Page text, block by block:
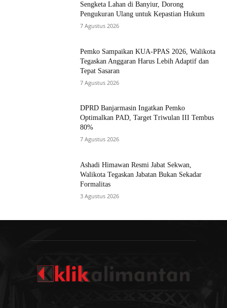
Sengketa Lahan di Banyiur, Dorong
Pengukuran Ulang untuk Kepastian Hukum
7 Agustus 2026
Pemko Sampaikan KUA-PPAS 2026, Walikota
Tegaskan Anggaran Harus Lebih Adaptif dan
Tepat Sasaran
7 Agustus 2026
DPRD Banjarmasin Ingatkan Pemko
Optimalkan PAD, Target Triwulan III Tembus
80%
7 Agustus 2026
Ashadi Himawan Resmi Jabat Sekwan,
Walikota Tegaskan Jabatan Bukan Sekadar
Formalitas
3 Agustus 2026